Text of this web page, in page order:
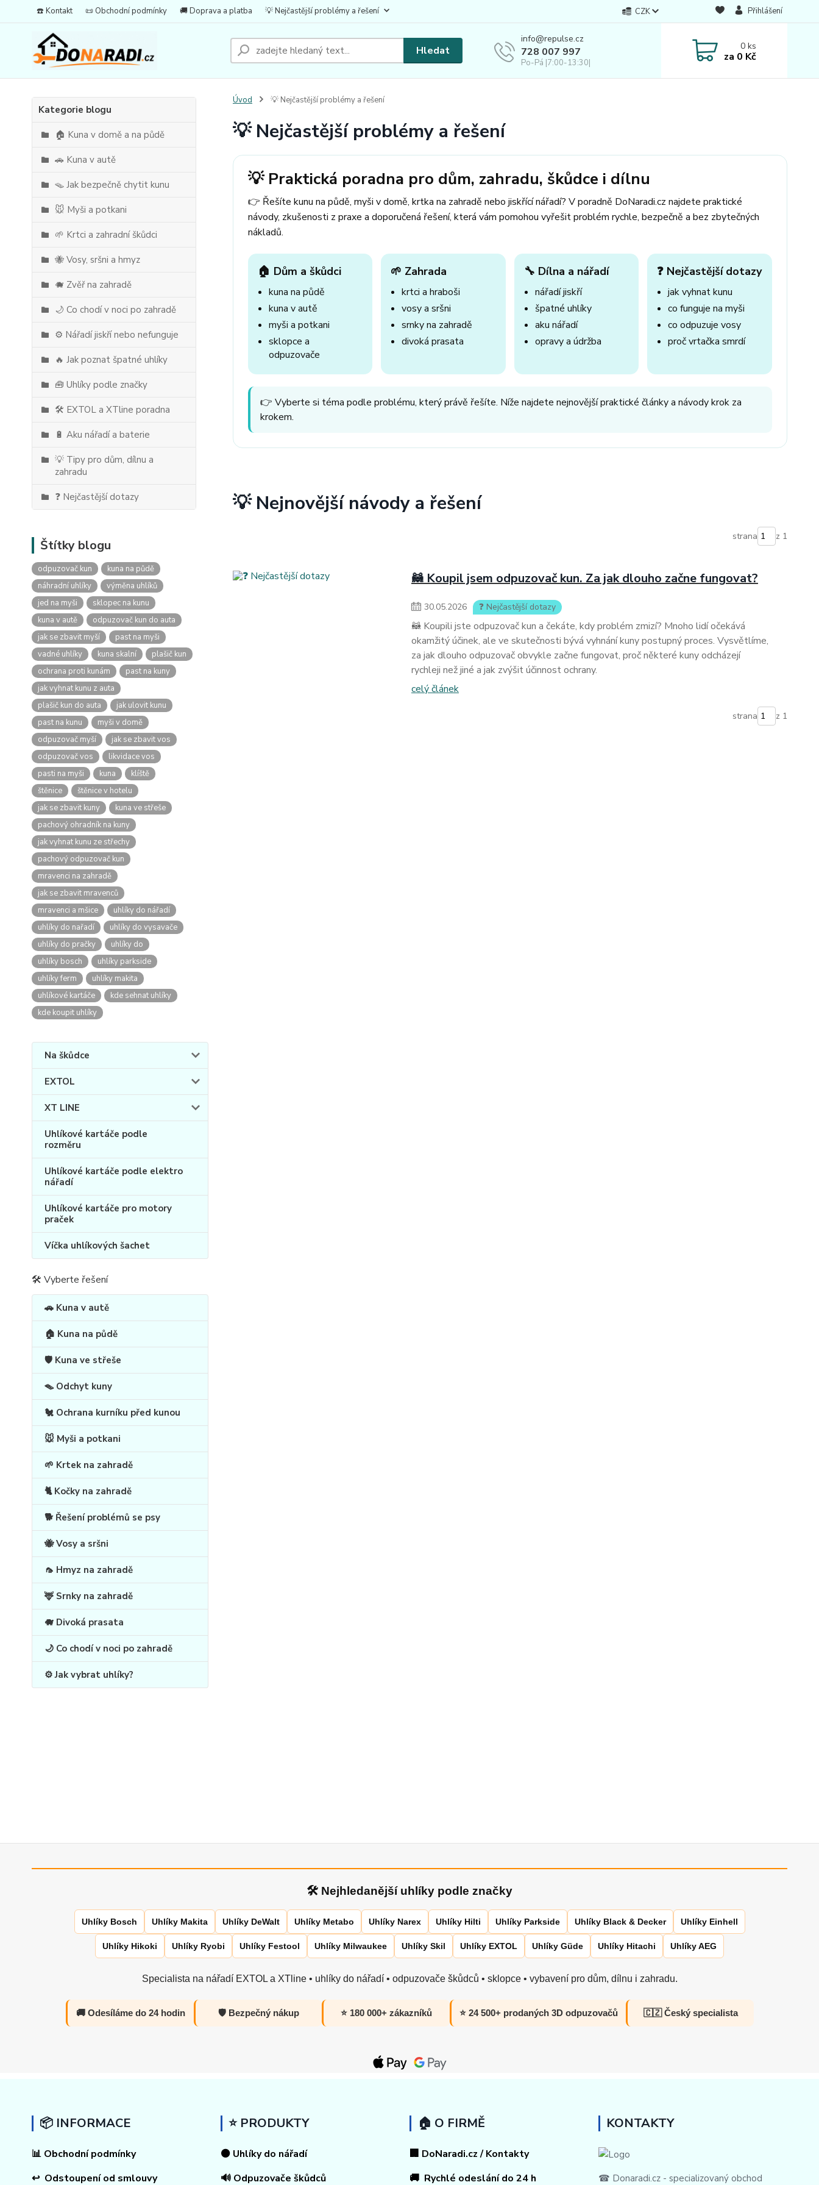
☎️ Kontakt 📜 Obchodní podmínky 🚚 Doprava a platba 💡 Nejčastější problémy a řešení CZK Přihlášení
Hledat
info@repulse.cz
728 007 997
Po-Pá |7:00-13:30|
0ks
za 0 Kč
Kategorie blogu
🏠 Kuna v domě a na půdě
🚗 Kuna v autě
🪤 Jak bezpečně chytit kunu
🐭 Myši a potkani
🌱 Krtci a zahradní škůdci
🐝 Vosy, sršni a hmyz
🐗 Zvěř na zahradě
🌙 Co chodí v noci po zahradě
⚙️ Nářadí jiskří nebo nefunguje
🔥 Jak poznat špatné uhlíky
🧰 Uhlíky podle značky
🛠️ EXTOL a XTline poradna
🔋 Aku nářadí a baterie
💡 Tipy pro dům, dílnu a
zahradu
❓ Nejčastější dotazy
Štítky blogu
odpuzovač kun
kuna na půdě
náhradní uhlíky
výměna uhlíků
jed na myši
sklopec na kunu
kuna v autě
odpuzovač kun do auta
jak se zbavit myší
past na myši
vadné uhlíky
kuna skalní
plašič kun
ochrana proti kunám
past na kuny
jak vyhnat kunu z auta
plašič kun do auta
jak ulovit kunu
past na kunu
myši v domě
odpuzovač myší
jak se zbavit vos
odpuzovač vos
likvidace vos
pasti na myši
kuna
klíště
štěnice
štěnice v hotelu
jak se zbavit kuny
kuna ve střeše
pachový ohradník na kuny
jak vyhnat kunu ze střechy
pachový odpuzovač kun
mravenci na zahradě
jak se zbavit mravenců
mravenci a mšice
uhlíky do nářadí
uhlíky do nařadí
uhlíky do vysavače
uhlíky do pračky
uhlíky do
uhlíky bosch
uhlíky parkside
uhlíky ferm
uhlíky makita
uhlíkové kartáče
kde sehnat uhlíky
kde koupit uhlíky
Na škůdce
EXTOL
XT LINE
Uhlíkové kartáče podle
rozměru
Uhlíkové kartáče podle elektro
nářadí
Uhlíkové kartáče pro motory
praček
Víčka uhlíkových šachet
🛠 Vyberte řešení
🚗 Kuna v autě
🏠 Kuna na půdě
🛡️ Kuna ve střeše
🪤 Odchyt kuny
🐔 Ochrana kurníku před kunou
🐭 Myši a potkani
🌱 Krtek na zahradě
🐈 Kočky na zahradě
🐕 Řešení problémů se psy
🐝 Vosy a sršni
🦟 Hmyz na zahradě
🦌 Srnky na zahradě
🐗 Divoká prasata
🌙 Co chodí v noci po zahradě
⚙️ Jak vybrat uhlíky?
Úvod 💡 Nejčastější problémy a řešení
💡 Nejčastější problémy a řešení
💡 Praktická poradna pro dům, zahradu, škůdce i dílnu
👉 Řešíte kunu na půdě, myši v domě, krtka na zahradě nebo jiskřící nářadí? V poradně DoNaradi.cz najdete praktické
návody, zkušenosti z praxe a doporučená řešení, která vám pomohou vyřešit problém rychle, bezpečně a bez zbytečných
nákladů.
🏠 Dům a škůdci
kuna na půdě
kuna v autě
myši a potkani
sklopce a
odpuzovače
🌱 Zahrada
krtci a hraboši
vosy a sršni
srnky na zahradě
divoká prasata
🔧 Dílna a nářadí
nářadí jiskří
špatné uhlíky
aku nářadí
opravy a údržba
❓ Nejčastější dotazy
jak vyhnat kunu
co funguje na myši
co odpuzuje vosy
proč vrtačka smrdí
👉 Vyberte si téma podle problému, který právě řešíte. Níže najdete nejnovější praktické články a návody krok za
krokem.
💡 Nejnovější návody a řešení
strana z 1
🦝 Koupil jsem odpuzovač kun. Za jak dlouho začne fungovat?
30.05.2026 ❓ Nejčastější dotazy
🦝 Koupili jste odpuzovač kun a čekáte, kdy problém zmizí? Mnoho lidí očekává
okamžitý účinek, ale ve skutečnosti bývá vyhnání kuny postupný proces. Vysvětlíme,
za jak dlouho odpuzovač obvykle začne fungovat, proč některé kuny odcházejí
rychleji než jiné a jak zvýšit účinnost ochrany.
celý článek
strana z 1
🛠 Nejhledanější uhlíky podle značky
Uhlíky Bosch Uhlíky Makita Uhlíky DeWalt Uhlíky Metabo Uhlíky Narex Uhlíky Hilti Uhlíky Parkside Uhlíky Black & Decker Uhlíky Einhell
Uhlíky Hikoki Uhlíky Ryobi Uhlíky Festool Uhlíky Milwaukee Uhlíky Skil Uhlíky EXTOL Uhlíky Güde Uhlíky Hitachi Uhlíky AEG
Specialista na nářadí EXTOL a XTline • uhlíky do nářadí • odpuzovače škůdců • sklopce • vybavení pro dům, dílnu i zahradu.
🚚 Odesíláme do 24 hodin 🛡️ Bezpečný nákup ⭐ 180 000+ zákazníků ⭐ 24 500+ prodaných 3D odpuzovačů 🇨🇿 Český specialista
📦 INFORMACE
📊 Obchodní podmínky
↩ Odstoupení od smlouvy
⭐ PRODUKTY
⚫ Uhlíky do nářadí
🔊 Odpuzovače škůdců
🏠 O FIRMĚ
🏢 DoNaradi.cz / Kontakty
🚚 Rychlé odeslání do 24 h
KONTAKTY
☎ Donaradi.cz - specializovaný obchod